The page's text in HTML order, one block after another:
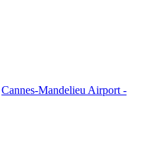
Cannes-Mandelieu Airport -